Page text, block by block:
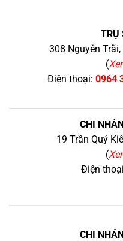
TRỤ
308 Nguyễn
(
Điện thoại: 0964
CHI
19 Trần Quý
(
Điện
CHI